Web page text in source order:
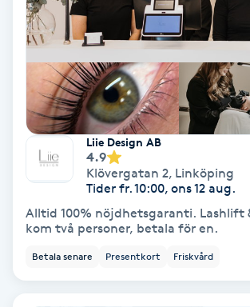
Hårförlängning
Hårvård
Hälsa
Hälsprickor
Idrottsmassage
Liie Design AB
4.9
Klövergatan 2, Linköping
Tider fr. 10:00, ons 12 aug.
Alltid 100% nöjdhetsgaranti. Lashlift & Browlift-
kom två personer, betala för en.
Betala senare Presentkort Friskvård